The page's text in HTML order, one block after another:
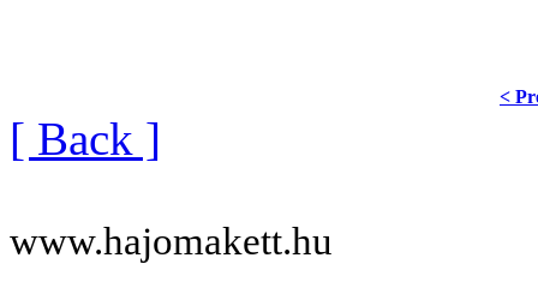
<
[ Back ]
www.hajomakett.hu